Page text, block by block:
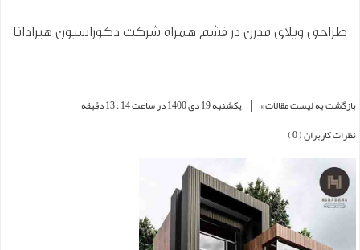
طراحی ویلای مدرن در فشم همراه شرکت دکوراسیون هیرادانا
بازگشت به لیست مقالات » | یکشنبه 19 دی 1400 در ساعت 14 : 13 دقیقه |
نظرات کاربران ( 0 )